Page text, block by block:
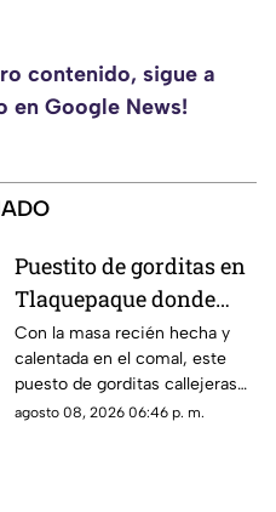
contenido, sigue a
en Google News!
Puestito de gorditas en
Tlaquepaque donde
una nunca es suficiente
Con la masa recién hecha y
calentada en el comal, este
puesto de gorditas callejeras
en Tlaquepaque promete
agosto 08, 2026 06:46 p. m.